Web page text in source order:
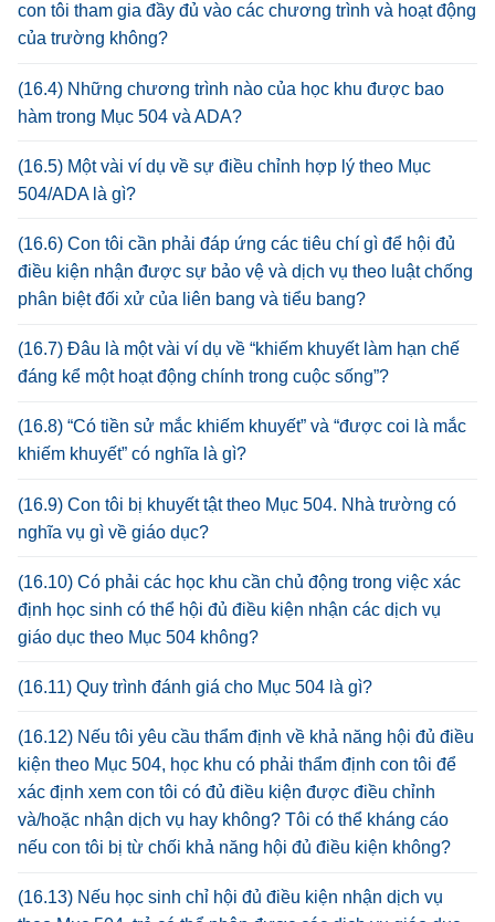
con tôi tham gia đầy đủ vào các chương trình và hoạt động
của trường không?
(16.4) Những chương trình nào của học khu được bao
hàm trong Mục 504 và ADA?
(16.5) Một vài ví dụ về sự điều chỉnh hợp lý theo Mục
504/ADA là gì?
(16.6) Con tôi cần phải đáp ứng các tiêu chí gì để hội đủ
điều kiện nhận được sự bảo vệ và dịch vụ theo luật chống
phân biệt đối xử của liên bang và tiểu bang?
(16.7) Đâu là một vài ví dụ về “khiếm khuyết làm hạn chế
đáng kể một hoạt động chính trong cuộc sống”?
(16.8) “Có tiền sử mắc khiếm khuyết” và “được coi là mắc
khiếm khuyết” có nghĩa là gì?
(16.9) Con tôi bị khuyết tật theo Mục 504. Nhà trường có
nghĩa vụ gì về giáo dục?
(16.10) Có phải các học khu cần chủ động trong việc xác
định học sinh có thể hội đủ điều kiện nhận các dịch vụ
giáo dục theo Mục 504 không?
(16.11) Quy trình đánh giá cho Mục 504 là gì?
(16.12) Nếu tôi yêu cầu thẩm định về khả năng hội đủ điều
kiện theo Mục 504, học khu có phải thẩm định con tôi để
xác định xem con tôi có đủ điều kiện được điều chỉnh
và/hoặc nhận dịch vụ hay không? Tôi có thể kháng cáo
nếu con tôi bị từ chối khả năng hội đủ điều kiện không?
(16.13) Nếu học sinh chỉ hội đủ điều kiện nhận dịch vụ